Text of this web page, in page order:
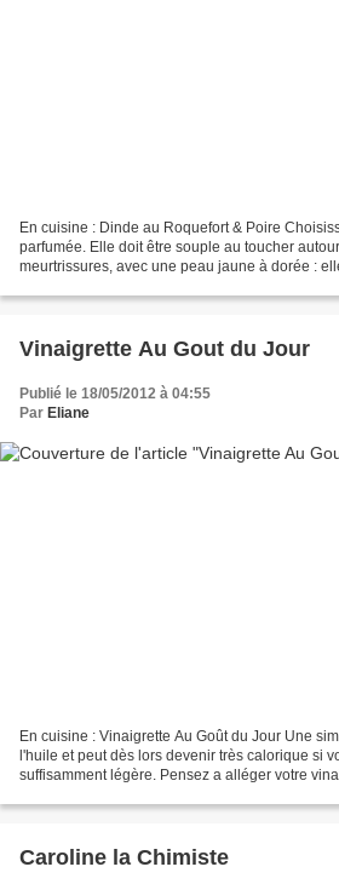
En cuisine : Dinde au Roquefort & Poire
parfumée. Elle doit être souple au toucher
meurtrissures, avec une peau jaune à dorée :
Vinaigrette Au Gout du Jour
Publié le 18/05/2012 à 04:55
Par Eliane
En cuisine : Vinaigrette Au Goût du Jour Une
l'huile et peut dès lors devenir très calorique si
suffisamment légère. Pensez a alléger votre
Caroline la Chimiste